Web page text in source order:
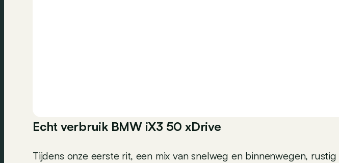
Echt verbruik BMW iX3 50 xDrive
Tijdens onze eerste rit, een mix van snelweg en binnenwegen,